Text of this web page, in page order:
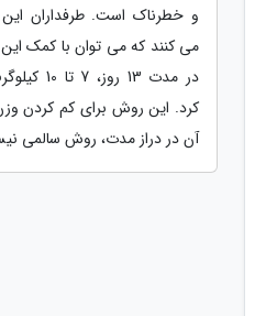
و خطرناک است. طرفداران این
می کنند که می توان با کمک
در مدت 13
کرد. این روش برای کم کردن
آن در دراز مدت، روش سالمی